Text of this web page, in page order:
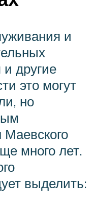
и
другие
это могут
но
много лет.
выделить: